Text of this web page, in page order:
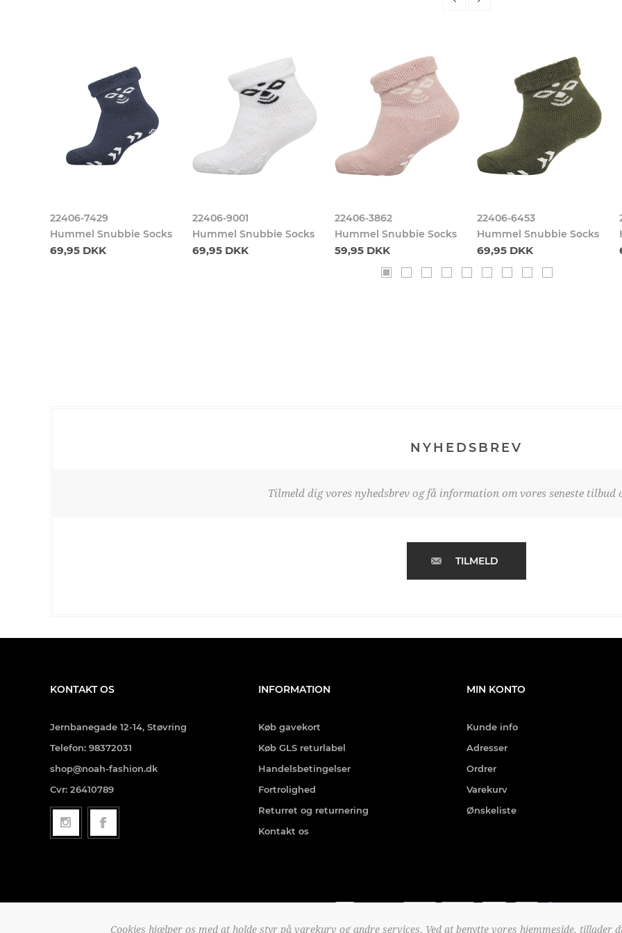
22406-7429
Hummel Snubbie Socks
69,95 DKK
22406-9001
Hummel Snubbie Socks
69,95 DKK
22406-3862
Hummel Snubbie Socks
59,95 DKK
22406-6453
Hummel Snubbie Socks
69,95 DKK
NYHEDSBREV
Tilmeld dig vores nyhedsbrev og få information om vores seneste tilbud
TILMELD
KONTAKT OS
Jernbanegade 12-14, Støvring
Telefon: 98372031
shop@noah-fashion.dk
Cvr: 26410789
INFORMATION
Køb gavekort
Køb GLS returlabel
Handelsbetingelser
Fortrolighed
Returret og returnering
Kontakt os
MIN KONTO
Kunde info
Adresser
Ordrer
Varekurv
Ønskeliste
Cookies hjælper os med at holde styr på varekurv og andre services. Ved at benytte vores hjemmeside, tillader